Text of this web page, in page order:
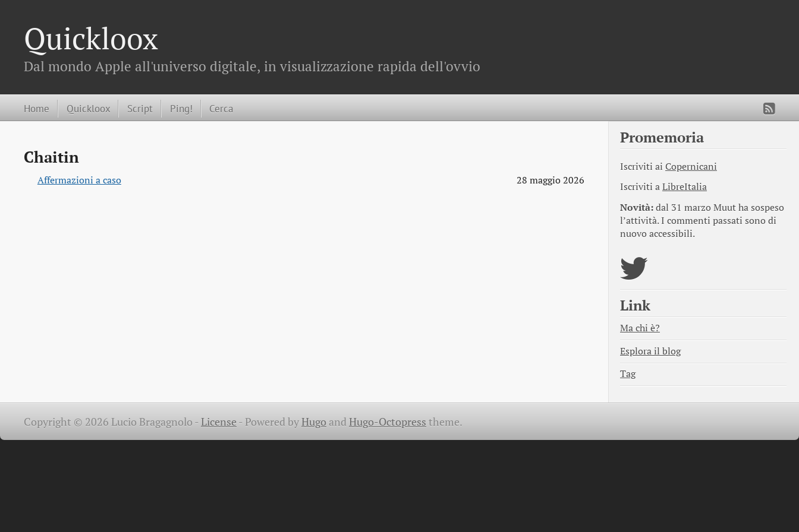
Quickloox
Dal mondo Apple all'universo digitale, in visualizzazione rapida dell'ovvio
Home Quickloox Script Ping! Cerca
Chaitin
Affermazioni a caso 28 maggio 2026
Promemoria
Iscriviti ai Copernicani
Iscriviti aLibreItalia
Novità:dal 31 marzo Muut ha sospeso
l’attività. I commenti passati sono di
nuovo accessibili.
Link
Ma chi è?
Esplora il blog
Tag
Copyright © 2026 Lucio Bragagnolo -License -Powered byHugoandHugo-Octopress theme.